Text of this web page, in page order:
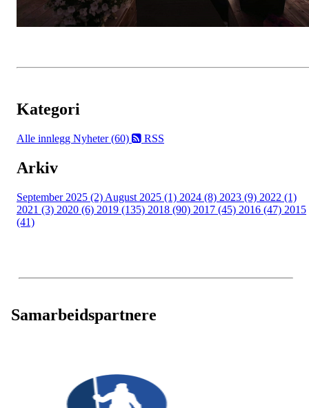
Kategori
Alle innlegg Nyheter (60) RSS
Arkiv
September 2025 (2) August 2025 (1) 2024 (8) 2023 (9) 2022 (1)
2021 (3) 2020 (6) 2019 (135) 2018 (90) 2017 (45) 2016 (47) 2015
(41)
Samarbeidspartnere